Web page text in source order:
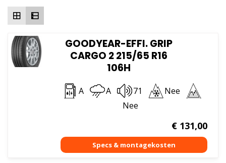
GOODYEAR-EFFI. GRIP
CARGO 2 215/65 R16
106H
A A 71
Nee
Nee
€131,00